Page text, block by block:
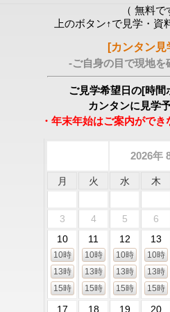
（ 無料で
上のボタン↑で見学・資
[カンタン見
-ご自身の目で現地を
ご見学希望日の[時間
カンタンに見学
・年末年始はご案内ができ
2026年
月 火 水 木
3
4 5 6
10
10時
13時
15時
11
10時
13時
15時
12
10時
13時
15時
13
10時
13時
15時
17 18 19 20